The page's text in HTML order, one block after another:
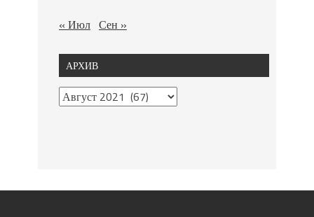
« Июл Сен »
АРХИВ